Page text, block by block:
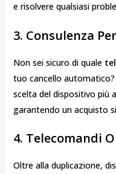
e risolvere qualsiasi
3. Consulenza
Non sei sicuro di quale
tuo cancello
scelta del dispositivo più
garantendo un acquisto
4. Telecomandi
Oltre alla duplicazione,